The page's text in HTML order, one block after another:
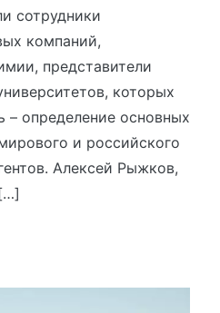
сотрудники
компаний,
представители
которых
– определение основных
и российского
Алексей Рыжков,